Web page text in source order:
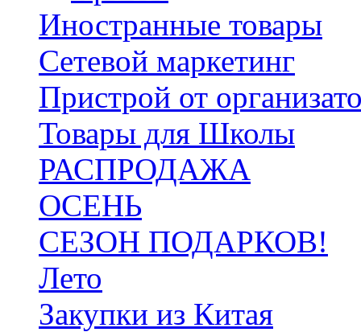
Иностранные товары
Сетевой маркетинг
Пристрой от
Товары для Школы
РАСПРОДАЖА
ОСЕНЬ
СЕЗОН ПОДАРКОВ!
Лето
Закупки из Китая